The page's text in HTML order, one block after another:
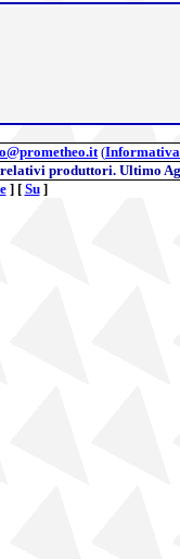
(
produttori. Ultimo
] [ Su]